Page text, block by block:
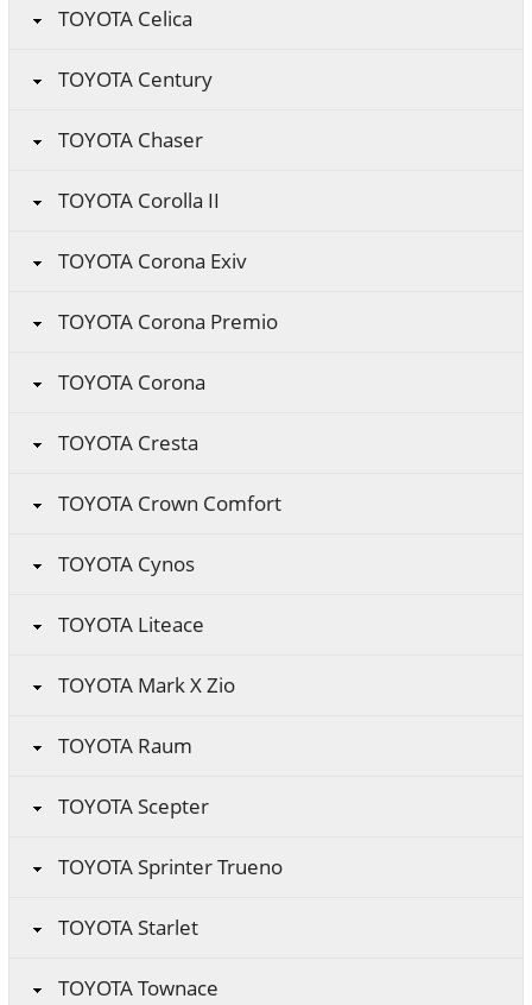
TOYOTA Celica
TOYOTA Century
TOYOTA Chaser
TOYOTA Corolla II
TOYOTA Corona Exiv
TOYOTA Corona Premio
TOYOTA Corona
TOYOTA Cresta
TOYOTA Crown Comfort
TOYOTA Cynos
TOYOTA Liteace
TOYOTA Mark X Zio
TOYOTA Raum
TOYOTA Scepter
TOYOTA Sprinter Trueno
TOYOTA Starlet
TOYOTA Townace